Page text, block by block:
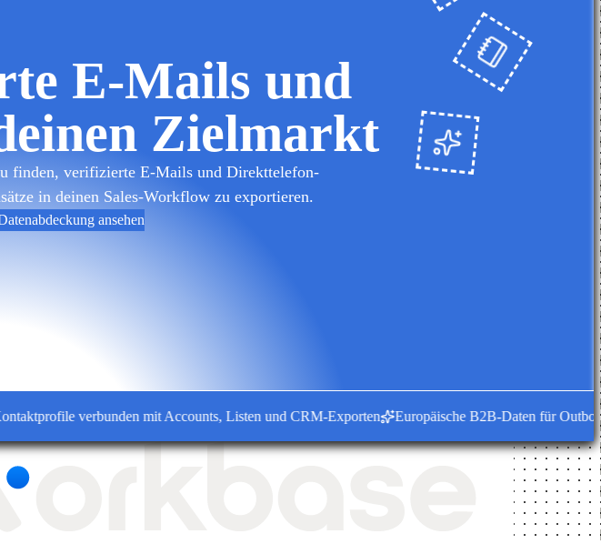
E-Mails und
Zielmarkt
finden, verifizierte E-Mails und Direkttelefon-
in deinen Sales-Workflow zu exportieren.
ansehen
verbunden mit Accounts, Listen und CRM-Exporten Europäische B2B-Daten für Outbound-